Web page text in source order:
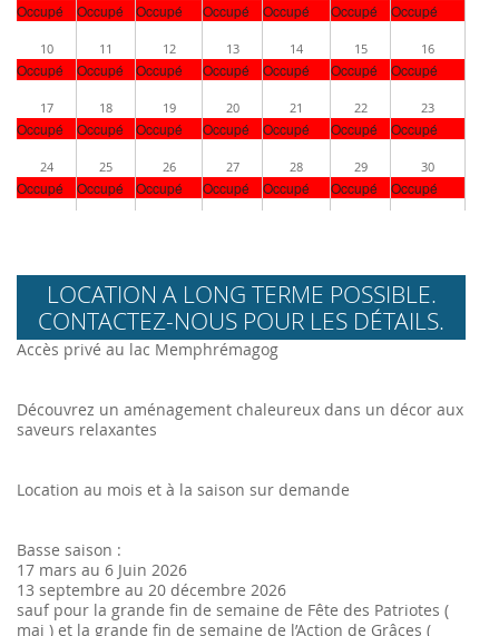
Occupé Occupé Occupé Occupé Occupé Occupé Occupé
10
Occupé
11
Occupé
12
Occupé
13
Occupé
14
Occupé
15
Occupé
16
Occupé
17
Occupé
18
Occupé
19
Occupé
20
Occupé
21
Occupé
22
Occupé
23
Occupé
24
Occupé
25
Occupé
26
Occupé
27
Occupé
28
Occupé
29
Occupé
30
Occupé
LOCATION A LONG TERME POSSIBLE.
CONTACTEZ-NOUS POUR LES DÉTAILS.
Accès privé au lac Memphrémagog
Découvrez un aménagement chaleureux dans un décor aux
saveurs relaxantes
Location au mois et à la saison sur demande
Basse saison :
17 mars au 6 Juin 2026
13 septembre au 20 décembre 2026
sauf pour la grande fin de semaine de Fête des Patriotes (
mai ) et la grande fin de semaine de l’Action de Grâces (